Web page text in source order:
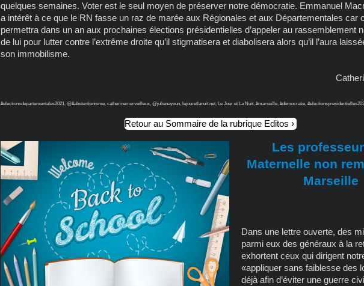
quelques semaines. Voter est le seul moyen de préserver notre démocratie. Emmanuel
a intérêt à ce que le RN fasse un raz de marée aux Régionales et aux Départementales car
permettra dans un an aux prochaines élections présidentielles d’appeler au rassemblement
de lui pour lutter contre l’extrême droite qu’il stigmatisera et diabolisera alors qu’il l’aura
son immobilisme.
#electionsdepartementales2021, @#abstentionisme, catherinemerveilleux, @julienayoun, lejouretlanuit.net, Le Jour et La Nuit, #marseille, #democratie,
Retour au Sommaire de la rubrique Editos
Les
Maternelle non
Marseille
Dans une lettre ouverte, des
parmi eux des généraux à la
exhortent ceux qui dirigent
«appliquer sans faiblesse des
déjà afin d’éviter une guerre